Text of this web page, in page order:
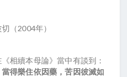
（2004年）
相續本母論》當中有談到：
得樂住依因藥，苦因彼滅如